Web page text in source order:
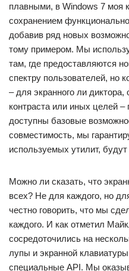
плавными, в Windows 7 моя
сохранением
добавив ряд новых
тому примером. Мы
там, где предоставляются
спектру пользователей, но
– для экранного ли диктора,
контраста или иных целей
доступны базовые
совместимость, мы
используемых утилит,
Можно ли сказать, что
всех? Не для каждого, но
честно говорить, что мы
каждого. И как отметил
сосредоточились на
лупы и экранной
специальные API. Мы